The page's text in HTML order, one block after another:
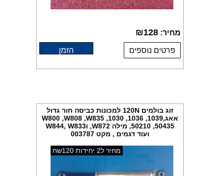
מחיר: ₪128
פרטים נוספים הזמן
זוג בולמים 120N למכונות כביסה חור גדול
אאג,W800 ,W808 ,W835 ,1030 ,1036 ,1039
,50210 ,50435 מילה W872, וW844, W833
ועוד דגמים , מקט 003787
מחיר ל2 יחידות 120שח